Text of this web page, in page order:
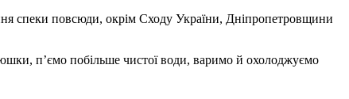
спеки повсюди, окрім Сходу України, Дніпропетровщини
п’ємо побільше чистої води, варимо й охолоджуємо